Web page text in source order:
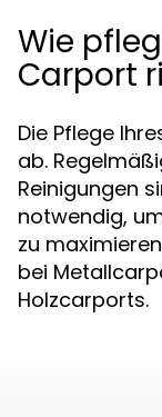
Wie
Carport
Die Pflege
ab.
Reinigungen
notwendig,
zu
bei
Holzcarports.